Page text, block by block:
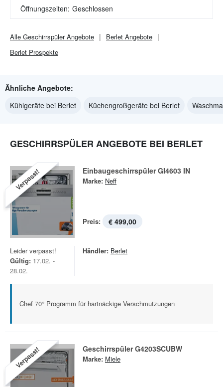
Öffnungszeiten: Geschlossen
Alle GeschirrspülerAngebote Berlet Angebote
Berlet Prospekte
Ähnliche Angebote:
Kühlgeräte bei Berlet
Küchengroßgeräte bei Berlet
GESCHIRRSPÜLER ANGEBOTE BEI BERLET
Verpasst! Einbaugeschirrspüler GI4603 IN
Marke: Neff
Preis: € 499,00
Leider verpasst!
Gültig: 17.02. -
28.02.
Händler: Berlet
Chef 70° Programm für hartnäckige Verschmutzungen
Verpasst! Geschirrspüler G4203SCUBW
Marke: Miele